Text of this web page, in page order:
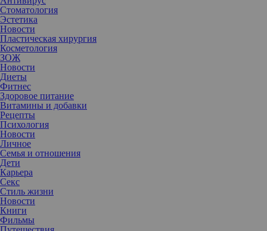
Стоматология
Эстетика
Новости
Пластическая хирургия
Косметология
ЗОЖ
Новости
Диеты
Фитнес
Здоровое питание
Витамины и добавки
Рецепты
Психология
Новости
Личное
Семья и отношения
Дети
Карьера
Секс
Стиль жизни
Новости
Книги
Фильмы
Расхламление в квартире и гардеробе помогает очистить мысли
и освободить место для новых вещей. Не стоит забывать и о
чистке гаджетов, мессенджеров и соцсетей.
Разработчики программы CCleaner в 2020 году провели
исследование, в ходе которого опросили респондентов, как они